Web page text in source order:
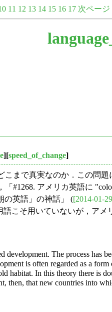
11 12 13 14 15 16 17 次ページ
][speed_of_change]
で真実なのか．この問題
「#1268. アメリカ英語に
の英語」の神話」 ([2014-01-
語こそ用いていないが，ア
The process has
is often regarded as a
habitat. In this theory there is
then, that new countries into